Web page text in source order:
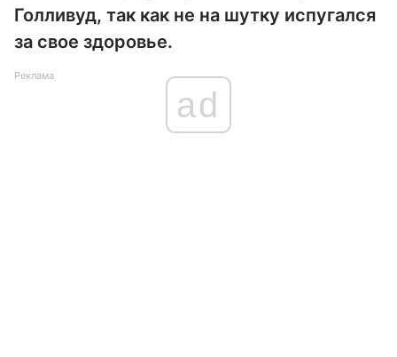
Голливуд, так как не на шутку испугался
за свое здоровье.
Реклама
ad